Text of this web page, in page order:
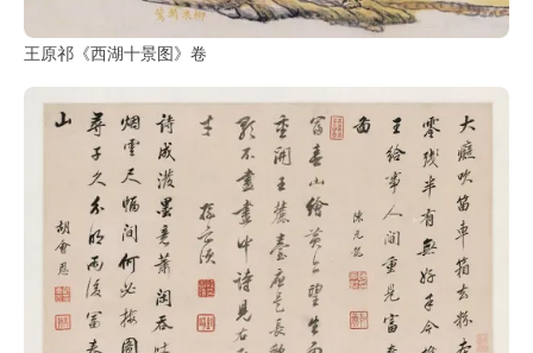
王原祁《西湖十景图》卷